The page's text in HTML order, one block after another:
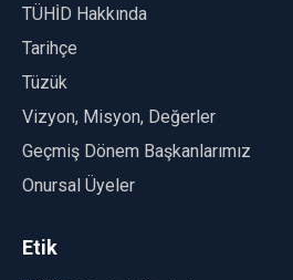
TÜHİD Hakkında
Tarihçe
Tüzük
Vizyon, Misyon, Değerler
Geçmiş Dönem Başkanlarımız
Onursal Üyeler
Etik